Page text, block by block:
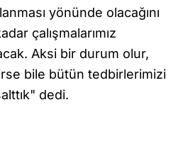
yönünde olacağını
çalışmalarımız
Aksi bir durum olur,
bile bütün tedbirlerimizi
dedi.